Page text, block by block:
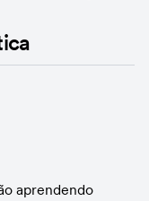
aprendendo